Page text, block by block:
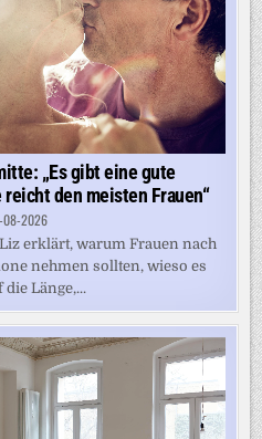
„Es gibt eine gute
den meisten Frauen“
2026
erklärt, warum Frauen nach
nehmen sollten, wieso es
Länge,...